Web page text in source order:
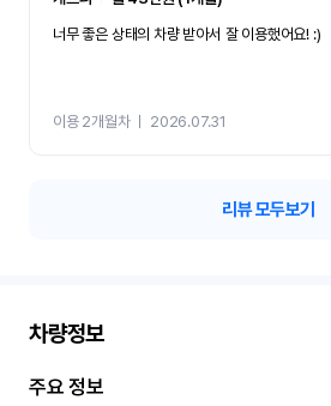
너무 좋은 상태의 차량 받아서 잘 이용했어요! :)
이용 2개월차ㅣ 2026.07.31
리뷰 모두보기
차량정보
주요 정보